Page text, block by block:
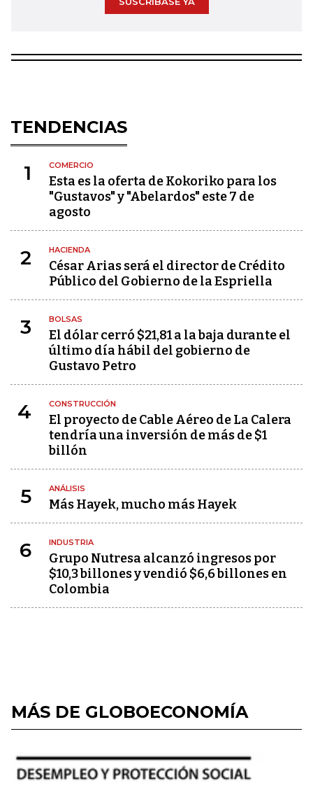
TENDENCIAS
1 COMERCIO
Esta es la oferta de Kokoriko para los
"Gustavos" y "Abelardos" este 7 de
agosto
2 HACIENDA
César Arias será el director de Crédito
Público del Gobierno de la Espriella
3 BOLSAS
El dólar cerró $21,81 a la baja durante el
último día hábil del gobierno de
Gustavo Petro
4 CONSTRUCCIÓN
El proyecto de Cable Aéreo de La Calera
tendría una inversión de más de $1
billón
5 ANÁLISIS
Más Hayek, mucho más Hayek
6 INDUSTRIA
Grupo Nutresa alcanzó ingresos por
$10,3 billones y vendió $6,6 billones en
Colombia
MÁS DE GLOBOECONOMÍA